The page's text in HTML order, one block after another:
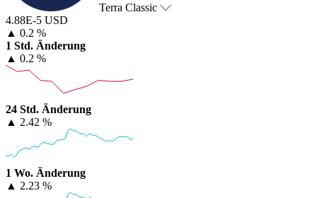
Terra Classic
4.88E-5 USD
▲ 0.2 %
1 Std. Änderung
▲ 0.2 %
24 Std. Änderung
▲ 2.42 %
1 Wo. Änderung
▲ 2.23 %